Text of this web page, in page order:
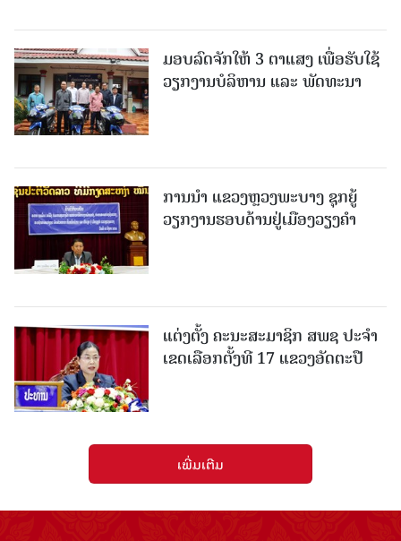
ມອບລົດຈັກໃຫ້ 3 ຕາແສງ ເພື່ອຮັບໃຊ້
ວຽກງານບໍລິຫານ ແລະ ພັດທະນາ
ການນຳ ແຂວງຫຼວງພະບາງ ຊຸກຍູ້
ວຽກງານຮອບດ້ານຢູ່ເມືອງວຽງຄໍາ
ແຕ່ງຕັ້ງ ຄະນະສະມາຊິກ ສພຊ ປະຈຳ
ເຂດເລືອກຕັ້ງທີ 17 ແຂວງອັດຕະປື
ເພີ່ມເຕີມ